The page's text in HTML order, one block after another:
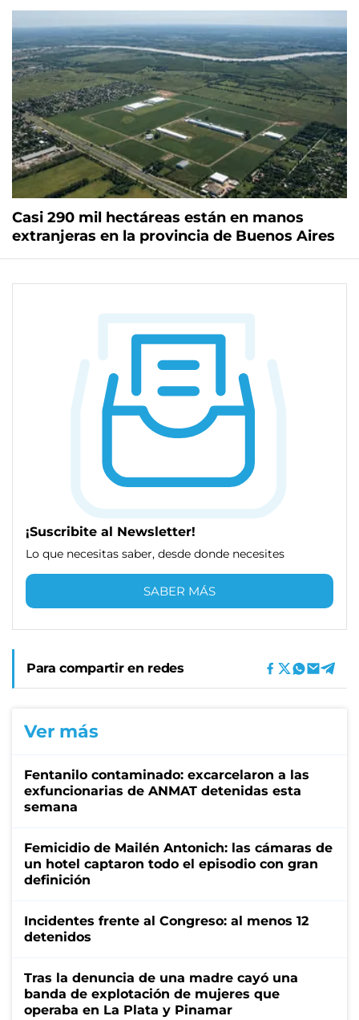
Casi 290 mil hectáreas están en manos
extranjeras en la provincia de Buenos Aires
¡Suscribite al Newsletter!
Lo que necesitas saber, desde donde necesites
SABER MÁS
Para compartir en redes
Ver más
Fentanilo contaminado: excarcelaron a las
exfuncionarias de ANMAT detenidas esta
semana
Femicidio de Mailén Antonich: las cámaras de
un hotel captaron todo el episodio con gran
definición
Incidentes frente al Congreso: al menos 12
detenidos
Tras la denuncia de una madre cayó una
banda de explotación de mujeres que
operaba en La Plata y Pinamar